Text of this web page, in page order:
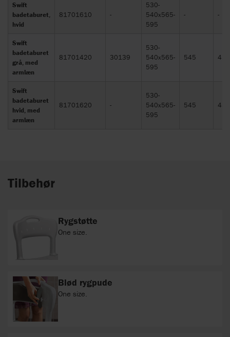
Swift
badetaburet,
hvid
81701610 -
530-
540x565-
595
- -
Swift
badetaburet
grå, med
armlæn
81701420 30139
530-
540x565-
595
545 450
Swift
badetaburet
hvid, med
armlæn
81701620 -
530-
540x565-
595
545 450
Tilbehør
Rygstøtte
One size.
Blød rygpude
One size.